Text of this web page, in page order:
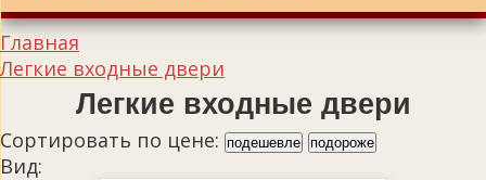
Главная
Легкие входные двери
Легкие входные двери
Сортировать по цене: подешевле подороже
Вид: